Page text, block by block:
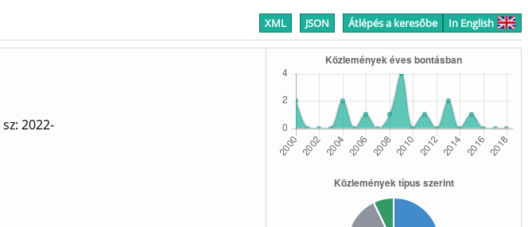
XML JSON Átlépés a keresőbe In English
sz: 2022-